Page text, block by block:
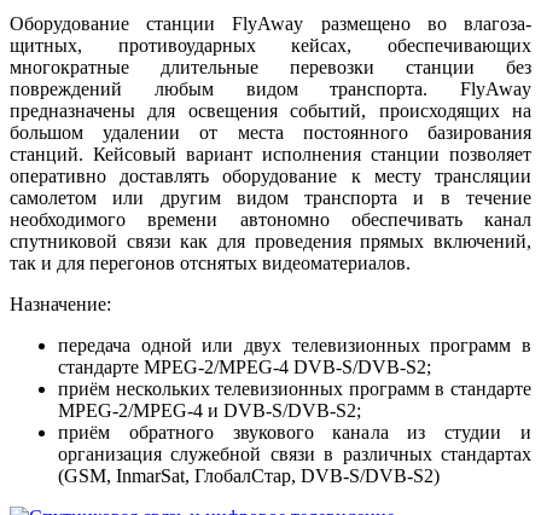
Оборудование станции FlyAway размещено во влагоза­
щитных, противоударных кейсах, обеспечивающих
многократные длительные перевозки станции без
повреждений любым видом транспорта. FlyAway
предназначены для освещения событий, происходящих на
большом удалении от места постоянного базирования
станций. Кейсовый вариант исполнения станции позволяет
оперативно доставлять оборудование к месту трансляции
самолетом или другим видом транспорта и в течение
необходимого времени автономно обеспечивать канал
спутниковой связи как для проведения прямых включений,
так и для перегонов отснятых видеоматериалов.
Назначение:
передача одной или двух телевизионных программ в
стандарте MPEG-2/MPEG-4 DVB-S/DVB-S2;
приём нескольких телевизионных программ в стандарте
MPEG-2/MPEG-4 и DVB-S/DVB-S2;
приём обратного звукового канала из студии и
организация служебной связи в различных стандартах
(GSM, InmarSat, ГлобалСтар, DVB-S/DVB-S2)